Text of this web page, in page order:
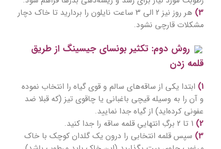
3)
هر روز نیز 2 الی 3 ساعت نایلون را بردارید تا خاک دچار
مشکلات قارچی نشود.
روش دوم: تکثیر بونسای جیسینگ از طریق
قلمه زدن
1) ابتدا یکی از ساقه‌های سالم و قوی گیاه را انتخاب نموده
و آن را به وسیله قیچی باغبانی یا چاقوی تیز (که قبلا ضد
عفونی کرده‌اید) از گیاه جدا نمایید.
2)
3) سپس قلمه انتخابی را درون یک گلدان کوچک با خاک